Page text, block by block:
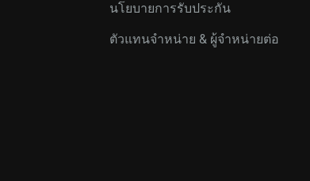
นโยบายการรับประกัน
ตัวแทนจำหน่าย & ผู้จำหน่ายต่อ